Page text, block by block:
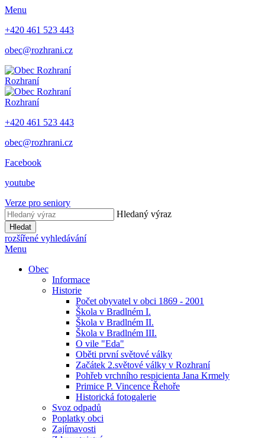
Menu
+420 461 523 443
obec@rozhrani.cz
Rozhraní
Rozhraní
+420 461 523 443
obec@rozhrani.cz
Facebook
youtube
Verze pro seniory
Hledaný výraz
Hledat
rozšířené vyhledávání
Menu
Obec
Informace
Historie
Počet obyvatel v obci 1869 - 2001
Škola v Bradlném I.
Škola v Bradlném II.
Škola v Bradlném III.
O vile "Eda"
Oběti první světové války
Začátek 2.světové války v Rozhraní
Pohřeb vrchního respicienta Jana Krmely
Primice P. Vincence Řehoře
Historická fotogalerie
Svoz odpadů
Poplatky obci
Zajímavosti